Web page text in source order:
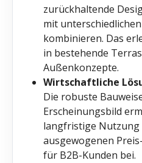
zurückhaltende
mit
kombinieren. Das
in bestehende
Außenkonzepte.
Wirtschaftliche
Die robuste
Erscheinungsbild
langfristige Nutzung
ausgewogenen
für B2B-Kunden bei.